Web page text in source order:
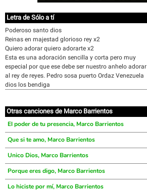
Letra de Sólo a tí
Poderoso santo dios
Reinas en majestad glorioso rey x2
Quiero adorar quiero adorarte x2
Esta es una adoración sencilla y corta pero muy
especial por que ese debe ser nuestro anhelo adorar
al rey de reyes. Pedro sosa puerto Ordaz Venezuela
dios los bendiga
Otras canciones de Marco Barrientos
El poder de tu presencia, Marco Barrientos
Que si te amo, Marco Barrientos
Unico Dios, Marco Barrientos
Porque eres digo, Marco Barrientos
Lo hiciste por mí, Marco Barrientos